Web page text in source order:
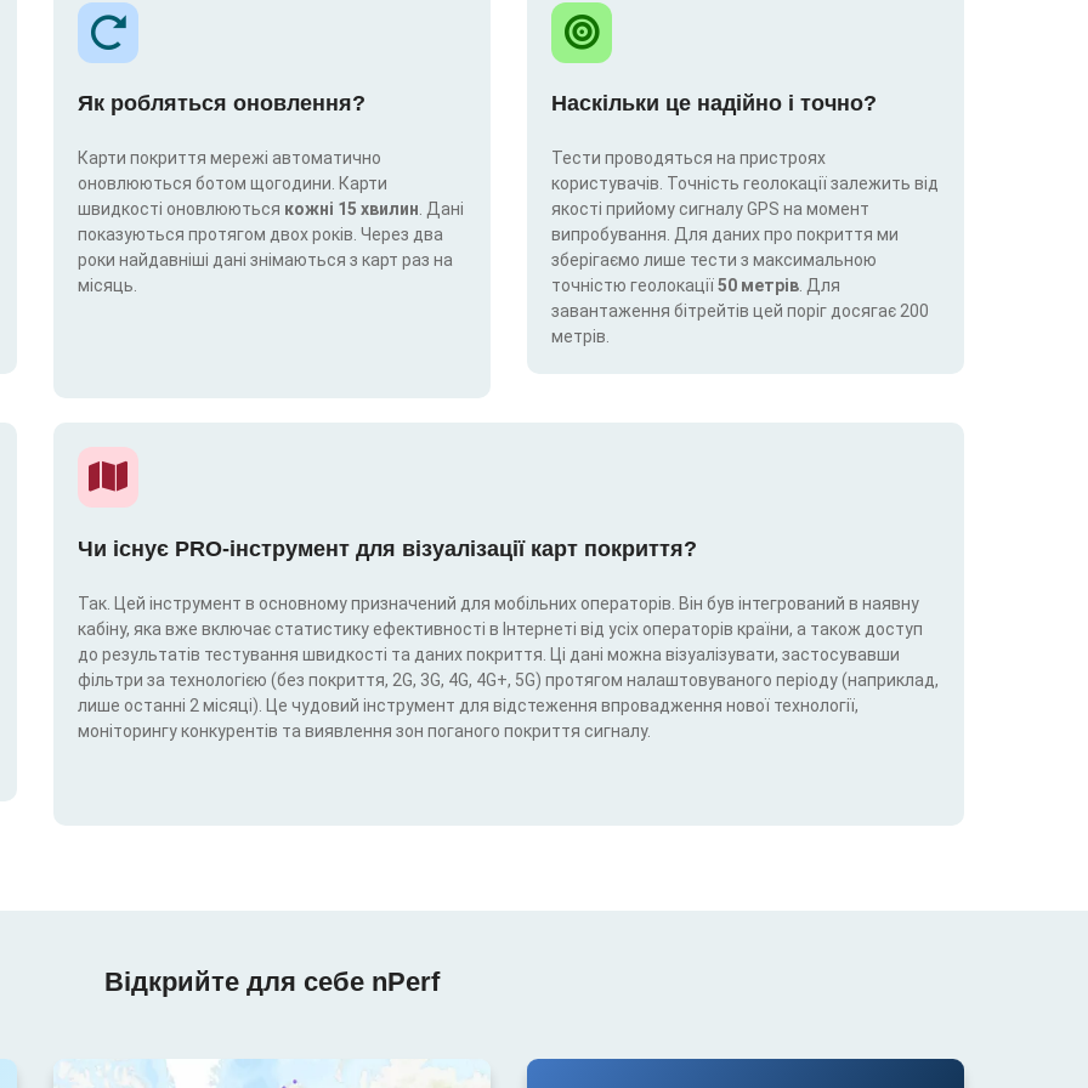
Як робляться оновлення?
Карти покриття мережі автоматично
оновлюються ботом щогодини. Карти
швидкості оновлюються кожні 15 хвилин . Дані
показуються протягом двох років. Через два
роки найдавніші дані знімаються з карт раз на
місяць.
Наскільки це надійно і точно?
Тести проводяться на пристроях
користувачів. Точність геолокації залежить від
якості прийому сигналу GPS на момент
випробування. Для даних про покриття ми
зберігаємо лише тести з максимальною
точністю геолокації50 метрів . Для
завантаження бітрейтів цей поріг досягає 200
метрів.
Чи існує PRO-інструмент для візуалізації карт покриття?
Так. Цей інструмент в основному призначений для мобільних операторів. Він був інтегрований в наявну
кабіну, яка вже включає статистику ефективності в Інтернеті від усіх операторів країни, а також доступ
до результатів тестування швидкості та даних покриття. Ці дані можна візуалізувати, застосувавши
фільтри за технологією (без покриття, 2G, 3G, 4G, 4G+, 5G) протягом налаштовуваного періоду (наприклад,
лише останні 2 місяці). Це чудовий інструмент для відстеження впровадження нової технології,
моніторингу конкурентів та виявлення зон поганого покриття сигналу.
Відкрийте для себе nPerf